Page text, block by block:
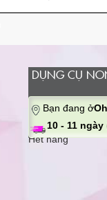
DỤNG CỤ
Bạn đang ở
10 - 11 ngày
Hết hàng